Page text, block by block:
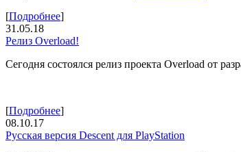
[Подробнее]
31.05.18
Релиз Overload!
Сегодня состоялся релиз проекта Overload от
[Подробнее]
08.10.17
Русская версия Descent для PlayStation